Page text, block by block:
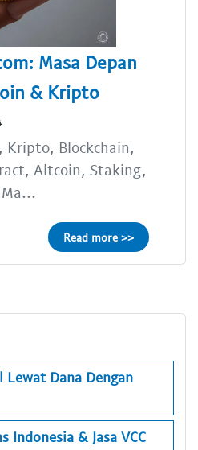
Masa Depan
& Kripto
Kripto, Blockchain,
Altcoin, Staking,
Read more >>
Lewat Dana Dengan
Indonesia & Jasa VCC